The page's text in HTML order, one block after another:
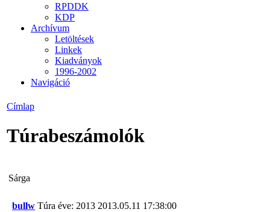
RPDDK
KDP
Archívum
Letöltések
Linkek
Kiadványok
1996-2002
Navigáció
Címlap
Túrabeszámolók
Sárga
bullw Túra éve: 2013 2013.05.11 17:38:00